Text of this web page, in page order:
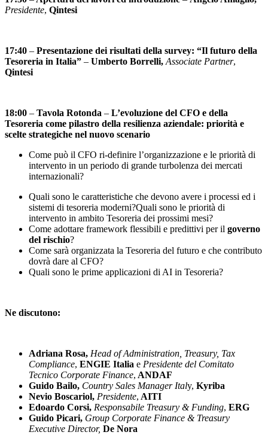
Presidente, Qintesi
17:40 – Presentazione dei risultati della survey: “Il futuro della
Tesoreria in Italia” – Umberto Borrelli, Associate Partner,
Qintesi
18:00 – Tavola Rotonda – L’evoluzione del CFO e della
Tesoreria come pilastro della resilienza aziendale: priorità e
scelte strategiche nel nuovo scenario
Come può il CFO ri-definire l’organizzazione e le priorità di
intervento in un periodo di grande turbolenza dei mercati
internazionali?
Quali sono le caratteristiche che devono avere i processi ed i
sistemi di tesoreria moderni?Quali sono le priorità di
intervento in ambito Tesoreria dei prossimi mesi?
Come adottare framework flessibili e predittivi per il governo
del rischio?
Come sarà organizzata la Tesoreria del futuro e che contributo
dovrà dare al CFO?
Quali sono le prime applicazioni di AI in Tesoreria?
Ne discutono:
Adriana Rosa, Head of Administration, Treasury, Tax
Compliance, ENGIE Italia e Presidente del Comitato
Tecnico Corporate Finance, ANDAF
Guido Bailo, Country Sales Manager Italy, Kyriba
Nevio Boscariol, Presidente, AITI
Edoardo Corsi, Responsabile Treasury & Funding, ERG
Guido Picari, Group Corporate Finance & Treasury
Executive Director, De Nora